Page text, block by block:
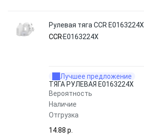
Рулевая тяга CCR E0163224X
CCR E0163224X
Лучшее предложение
ТЯГА РУЛЕВАЯ E0163224X
Вероятность
Наличие
Отгрузка
14.88 p.